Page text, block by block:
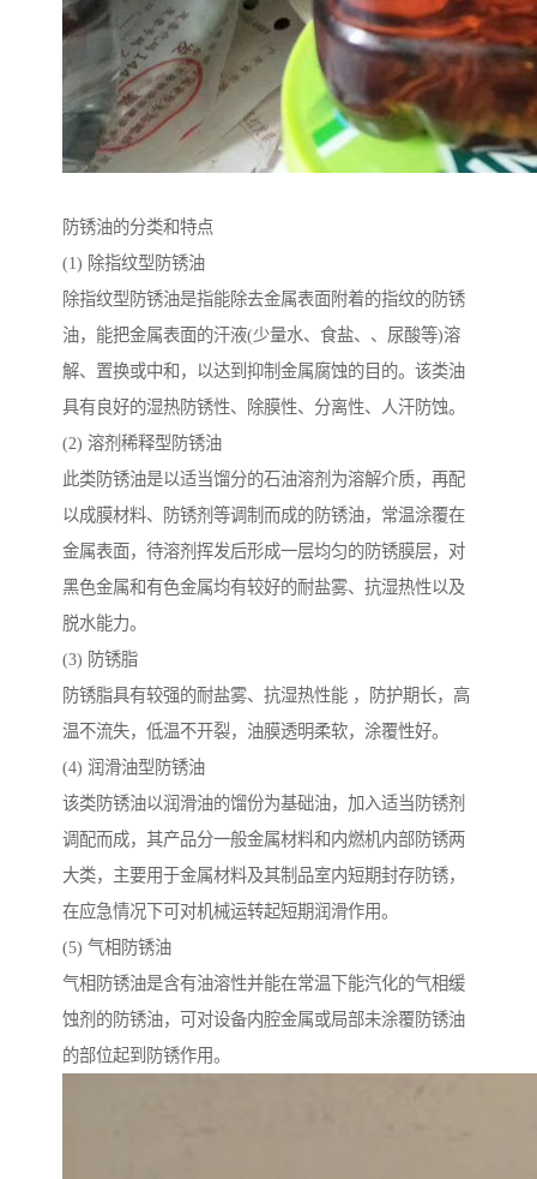
防锈油的分类和特点
(1) 除指纹型防锈油
除指纹型防锈油是指能除去金属表面附着的指纹的防锈
油，能把金属表面的汗液(少量水、食盐、、尿酸等)溶
解、置换或中和，以达到抑制金属腐蚀的目的。该类油
具有良好的湿热防锈性、除膜性、分离性、人汗防蚀。
(2) 溶剂稀释型防锈油
此类防锈油是以适当馏分的石油溶剂为溶解介质，再配
以成膜材料、防锈剂等调制而成的防锈油，常温涂覆在
金属表面，待溶剂挥发后形成一层均匀的防锈膜层，对
黑色金属和有色金属均有较好的耐盐雾、抗湿热性以及
脱水能力。
(3) 防锈脂
防锈脂具有较强的耐盐雾、抗湿热性能 ，防护期长，高
温不流失，低温不开裂，油膜透明柔软，涂覆性好。
(4) 润滑油型防锈油
该类防锈油以润滑油的馏份为基础油，加入适当防锈剂
调配而成，其产品分一般金属材料和内燃机内部防锈两
大类，主要用于金属材料及其制品室内短期封存防锈，
在应急情况下可对机械运转起短期润滑作用。
(5) 气相防锈油
气相防锈油是含有油溶性并能在常温下能汽化的气相缓
蚀剂的防锈油，可对设备内腔金属或局部未涂覆防锈油
的部位起到防锈作用。